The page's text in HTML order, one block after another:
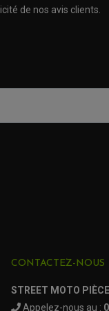
de nos avis clients.
CONTACTEZ-NOUS
STREET MOTO PIÈCE
Appelez-nous au :